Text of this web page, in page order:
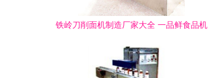
铁岭刀削面机制造厂家大全 一品鲜食品机